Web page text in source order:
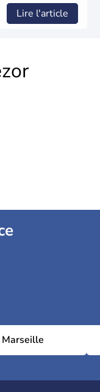
Lire l'article
Marseille